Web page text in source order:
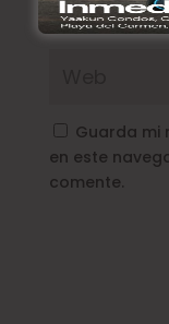
Guarda mi
en este
comente.